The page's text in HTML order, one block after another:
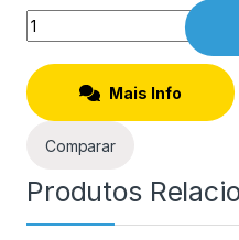
Quantity
Mais Info
Comparar
Produtos